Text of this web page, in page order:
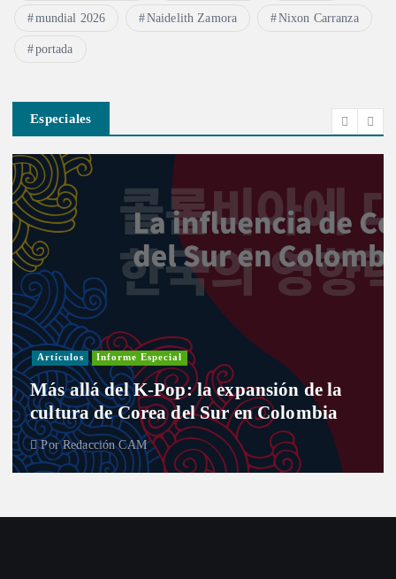
mundial 2026 Naidelith Zamora Nixon Carranza
portada
Especiales
Artículos Informe Especial
Más allá del K-Pop: la expansión de la
cultura de Corea del Sur en Colombia
PorRedacción CAM